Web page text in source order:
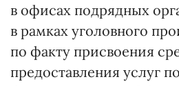
в офисах подрядных
в рамках уголовного
по факту присвоения
предоставления услуг